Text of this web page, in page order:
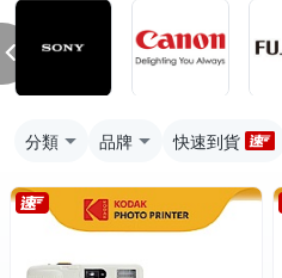
分類 品牌 快速到貨